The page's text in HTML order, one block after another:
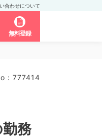
合わせについて
無料登録
: 777414
務